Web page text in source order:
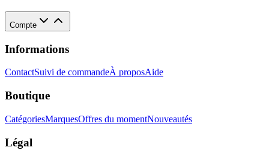
Compte
Informations
ContactSuivi de commandeÀ proposAide
Boutique
CatégoriesMarquesOffres du momentNouveautés
Légal